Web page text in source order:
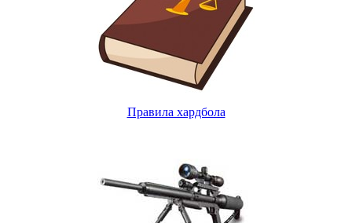
Правила хардбола